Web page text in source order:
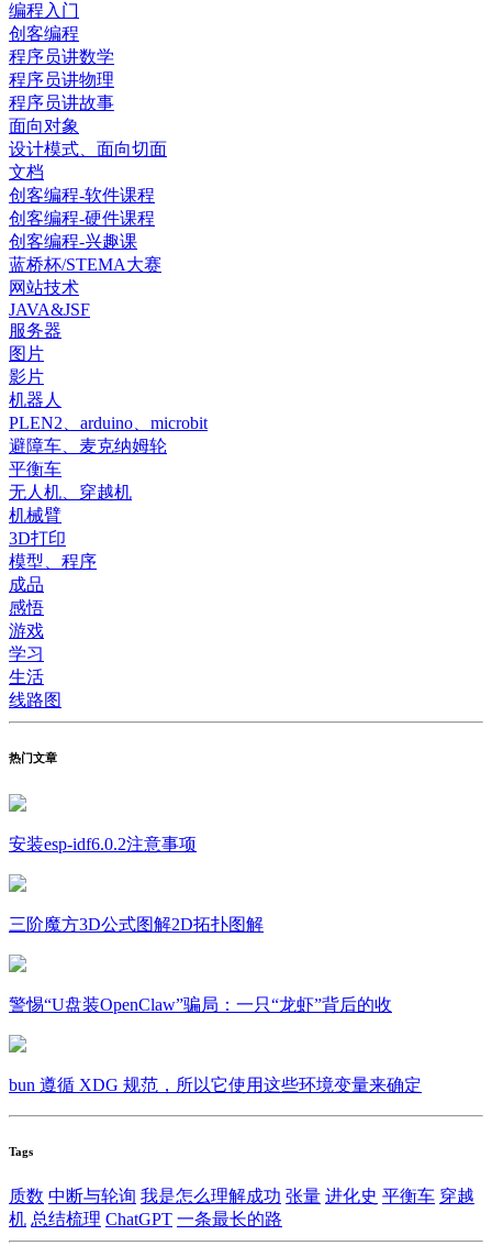
编程入门
创客编程
程序员讲数学
程序员讲物理
程序员讲故事
面向对象
设计模式、面向切面
文档
创客编程-软件课程
创客编程-硬件课程
创客编程-兴趣课
蓝桥杯/STEMA大赛
网站技术
JAVA&JSF
服务器
图片
影片
机器人
PLEN2、arduino、microbit
避障车、麦克纳姆轮
平衡车
无人机、穿越机
机械臂
3D打印
模型、程序
成品
感悟
游戏
学习
生活
线路图
热门文章
安装esp-idf6.0.2注意事项
三阶魔方3D公式图解2D拓扑图解
警惕“U盘装OpenClaw”骗局：一只“龙虾”背后的收
bun 遵循 XDG 规范，所以它使用这些环境变量来确定
Tags
质数 中断与轮询 我是怎么理解成功 张量 进化史 平衡车 穿越
机 总结梳理 ChatGPT 一条最长的路